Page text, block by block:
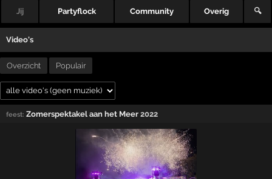
Jij Partyflock Community Overig 🔍
Video's
Overzicht Populair
feest: Zomerspektakel aan het Meer 2022